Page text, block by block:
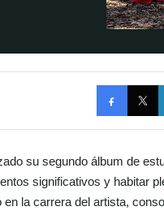
su segundo álbum de
significativos y habitar
en la carrera del artista,